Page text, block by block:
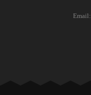
Email: